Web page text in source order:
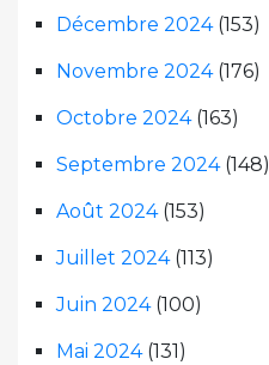
Décembre 2024(153)
Novembre 2024(176)
Octobre 2024(163)
Septembre 2024(148)
Août 2024(153)
Juillet 2024(113)
Juin 2024(100)
Mai 2024(131)